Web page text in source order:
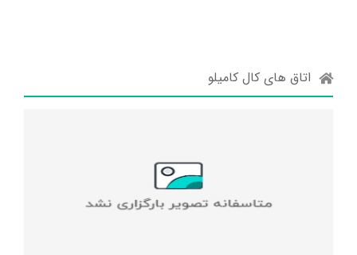
اتاق های کال کامیلو